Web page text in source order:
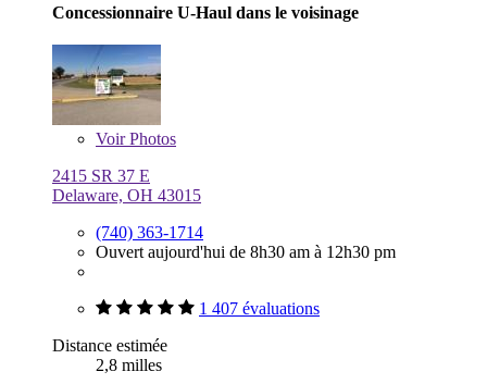
Concessionnaire U-Haul dans le voisinage
VoirPhotos
2415 SR 37 E
Delaware, OH 43015
(740) 363-1714
Ouvert aujourd'hui de 8h30 am à 12h30 pm
1 407 évaluations
Distance estimée
2,8 milles